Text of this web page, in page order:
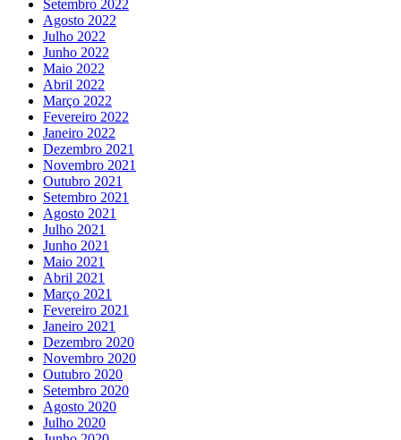
Setembro 2022
Agosto 2022
Julho 2022
Junho 2022
Maio 2022
Abril 2022
Março 2022
Fevereiro 2022
Janeiro 2022
Dezembro 2021
Novembro 2021
Outubro 2021
Setembro 2021
Agosto 2021
Julho 2021
Junho 2021
Maio 2021
Abril 2021
Março 2021
Fevereiro 2021
Janeiro 2021
Dezembro 2020
Novembro 2020
Outubro 2020
Setembro 2020
Agosto 2020
Julho 2020